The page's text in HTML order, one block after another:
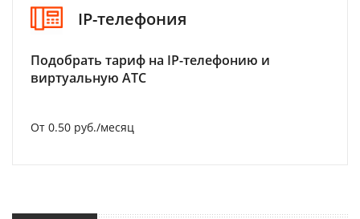
IP-телефония
Подобрать тариф на IP-телефонию и
виртуальную АТС
От 0.50 руб./месяц